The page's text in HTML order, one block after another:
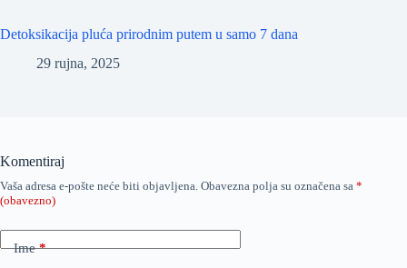
Detoksikacija pluća prirodnim putem u samo 7 dana
29 rujna, 2025
Komentiraj
Vaša adresa e-pošte neće biti objavljena. Obavezna polja su označena sa *
(obavezno)
Ime*